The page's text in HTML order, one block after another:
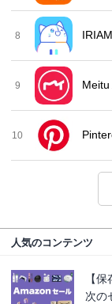
8
9 Meitu
10
人気のコンテンツ
【
次の